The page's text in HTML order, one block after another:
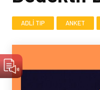
ADLI TIP ANKET